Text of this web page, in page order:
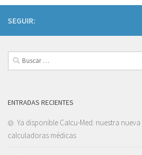
SEGUIR:
Buscar:
ENTRADAS RECIENTES
Ya disponible Calcu-Med: nuestra
calculadoras médicas